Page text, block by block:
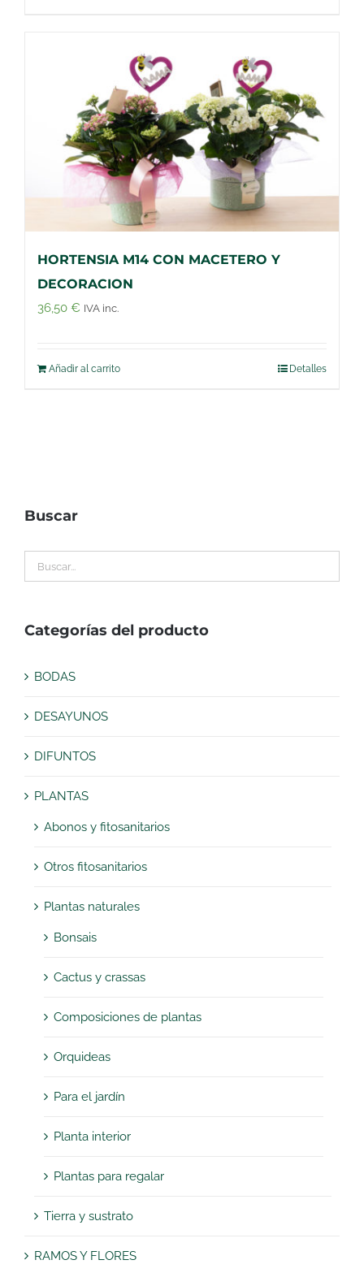
HORTENSIA M14 CON MACETERO Y
DECORACION
36,50 € IVA inc.
Añadir al carrito Detalles
Buscar
Categorías del producto
BODAS
DESAYUNOS
DIFUNTOS
PLANTAS
Abonos y fitosanitarios
Otros fitosanitarios
Plantas naturales
Bonsais
Cactus y crassas
Composiciones de plantas
Orquideas
Para el jardín
Planta interior
Plantas para regalar
Tierra y sustrato
RAMOS Y FLORES